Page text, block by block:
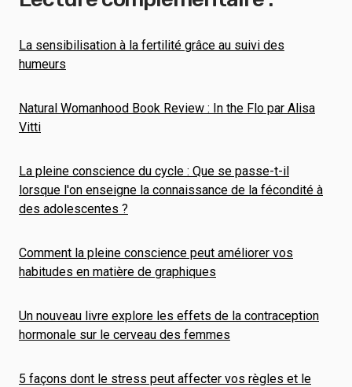
La sensibilisation à la fertilité grâce au suivi des
humeurs
Natural Womanhood Book Review : In the Flo par Alisa
Vitti
La pleine conscience du cycle : Que se passe-t-il
lorsque l'on enseigne la connaissance de la fécondité à
des adolescentes ?
Comment la pleine conscience peut améliorer vos
habitudes en matière de graphiques
Un nouveau livre explore les effets de la contraception
hormonale sur le cerveau des femmes
5 façons dont le stress peut affecter vos règles et le